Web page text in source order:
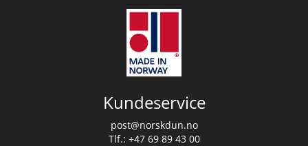
Kundeservice
post@norskdun.no
Tlf.: +47 69 89 43 00